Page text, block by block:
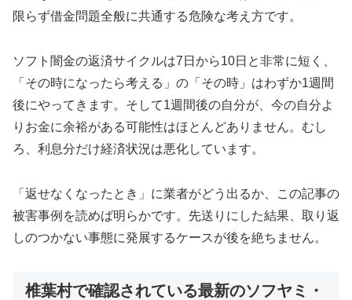
限らず借金問題全般に共通する危険な考え方です。
ソフト闇金の返済サイクルは7日から10日と非常に短く、
「その時になったら考える」の「その時」はわずか1週間
後にやってきます。そして1週間後の自分が、今の自分よ
りお金に余裕がある可能性はほとんどありません。むし
ろ、利息分だけ経済状況は悪化しています。
「返せなくなったとき」に業者がどう出るか、この記事の
被害事例を読めば明らかです。先送りにした結果、取り返
しのつかない事態に発展するケースが後を絶ちません。
椎葉村で確認されている最新のソフヤミ・